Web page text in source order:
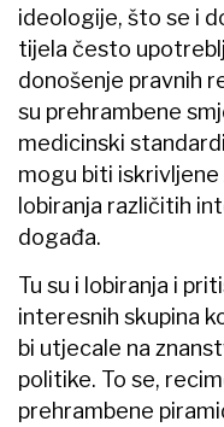
ideologije, što se i
tijela često
donošenje pravnih
su prehrambene
medicinski
mogu biti
lobiranja različitih
događa.
Tu su i lobiranja i
interesnih skupina
bi utjecale na
politike. To se,
prehrambene